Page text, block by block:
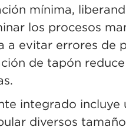
mínima,
los procesos
a evitar errores de
de tapón
integrado
diversos